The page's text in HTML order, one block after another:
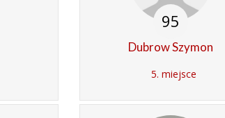
95
Dubrow Szymon
5. miejsce